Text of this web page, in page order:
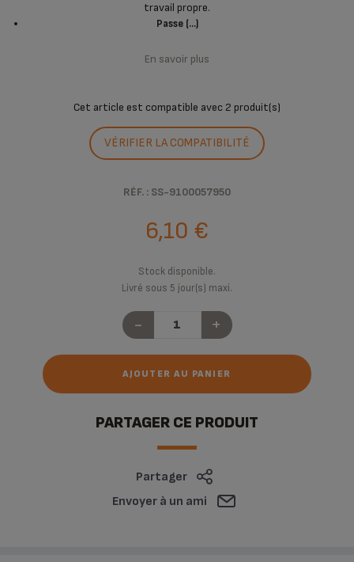
travail propre.
Passe (...)
En savoir plus
Cet article est compatible avec 2 produit(s)
VÉRIFIER LA COMPATIBILITÉ
RÉF. : SS-9100057950
6,10 €
Stock disponible.
Livré sous 5 jour(s) maxi.
- +
AJOUTER AU PANIER
PARTAGER CE PRODUIT
Partager
Envoyer à un ami